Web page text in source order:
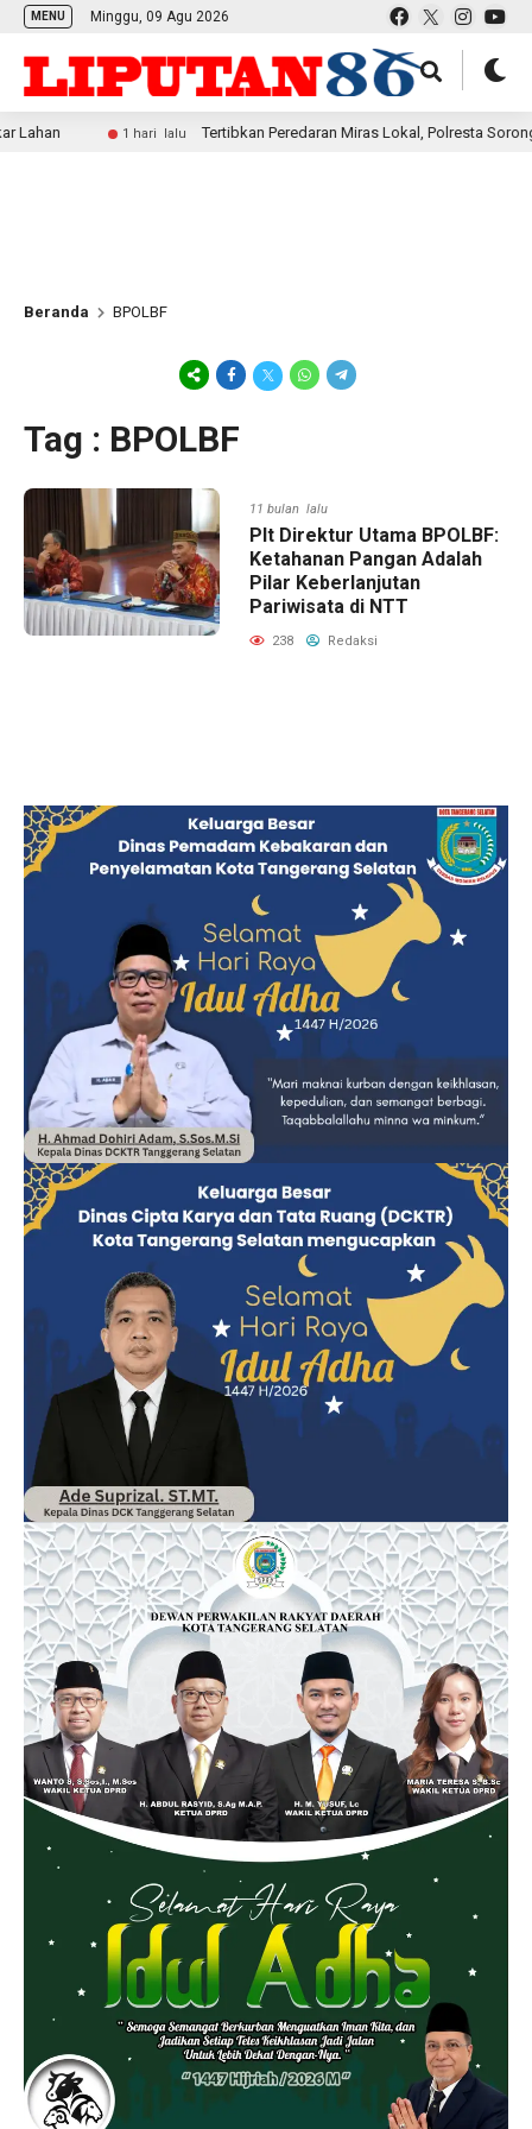
MENU Minggu, 09 Agu 2026
1 hari lalu Tertibkan Peredaran Miras Lokal, Polresta Sorong
Beranda BPOLBF
Tag : BPOLBF
11 bulan lalu
Plt Direktur Utama BPOLBF:
Ketahanan Pangan Adalah
Pilar Keberlanjutan
Pariwisata di NTT
238 Redaksi